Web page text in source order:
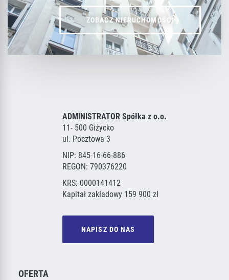
ZOBACZ NIERUCHOMOŚCI
ADMINISTRATOR Spółka z o.o.
11- 500 Giżycko
ul. Pocztowa 3
NIP: 845-16-66-886
REGON: 790376220
KRS: 0000141412
Kapitał zakładowy 159 900 zł
NAPISZ DO NAS
OFERTA